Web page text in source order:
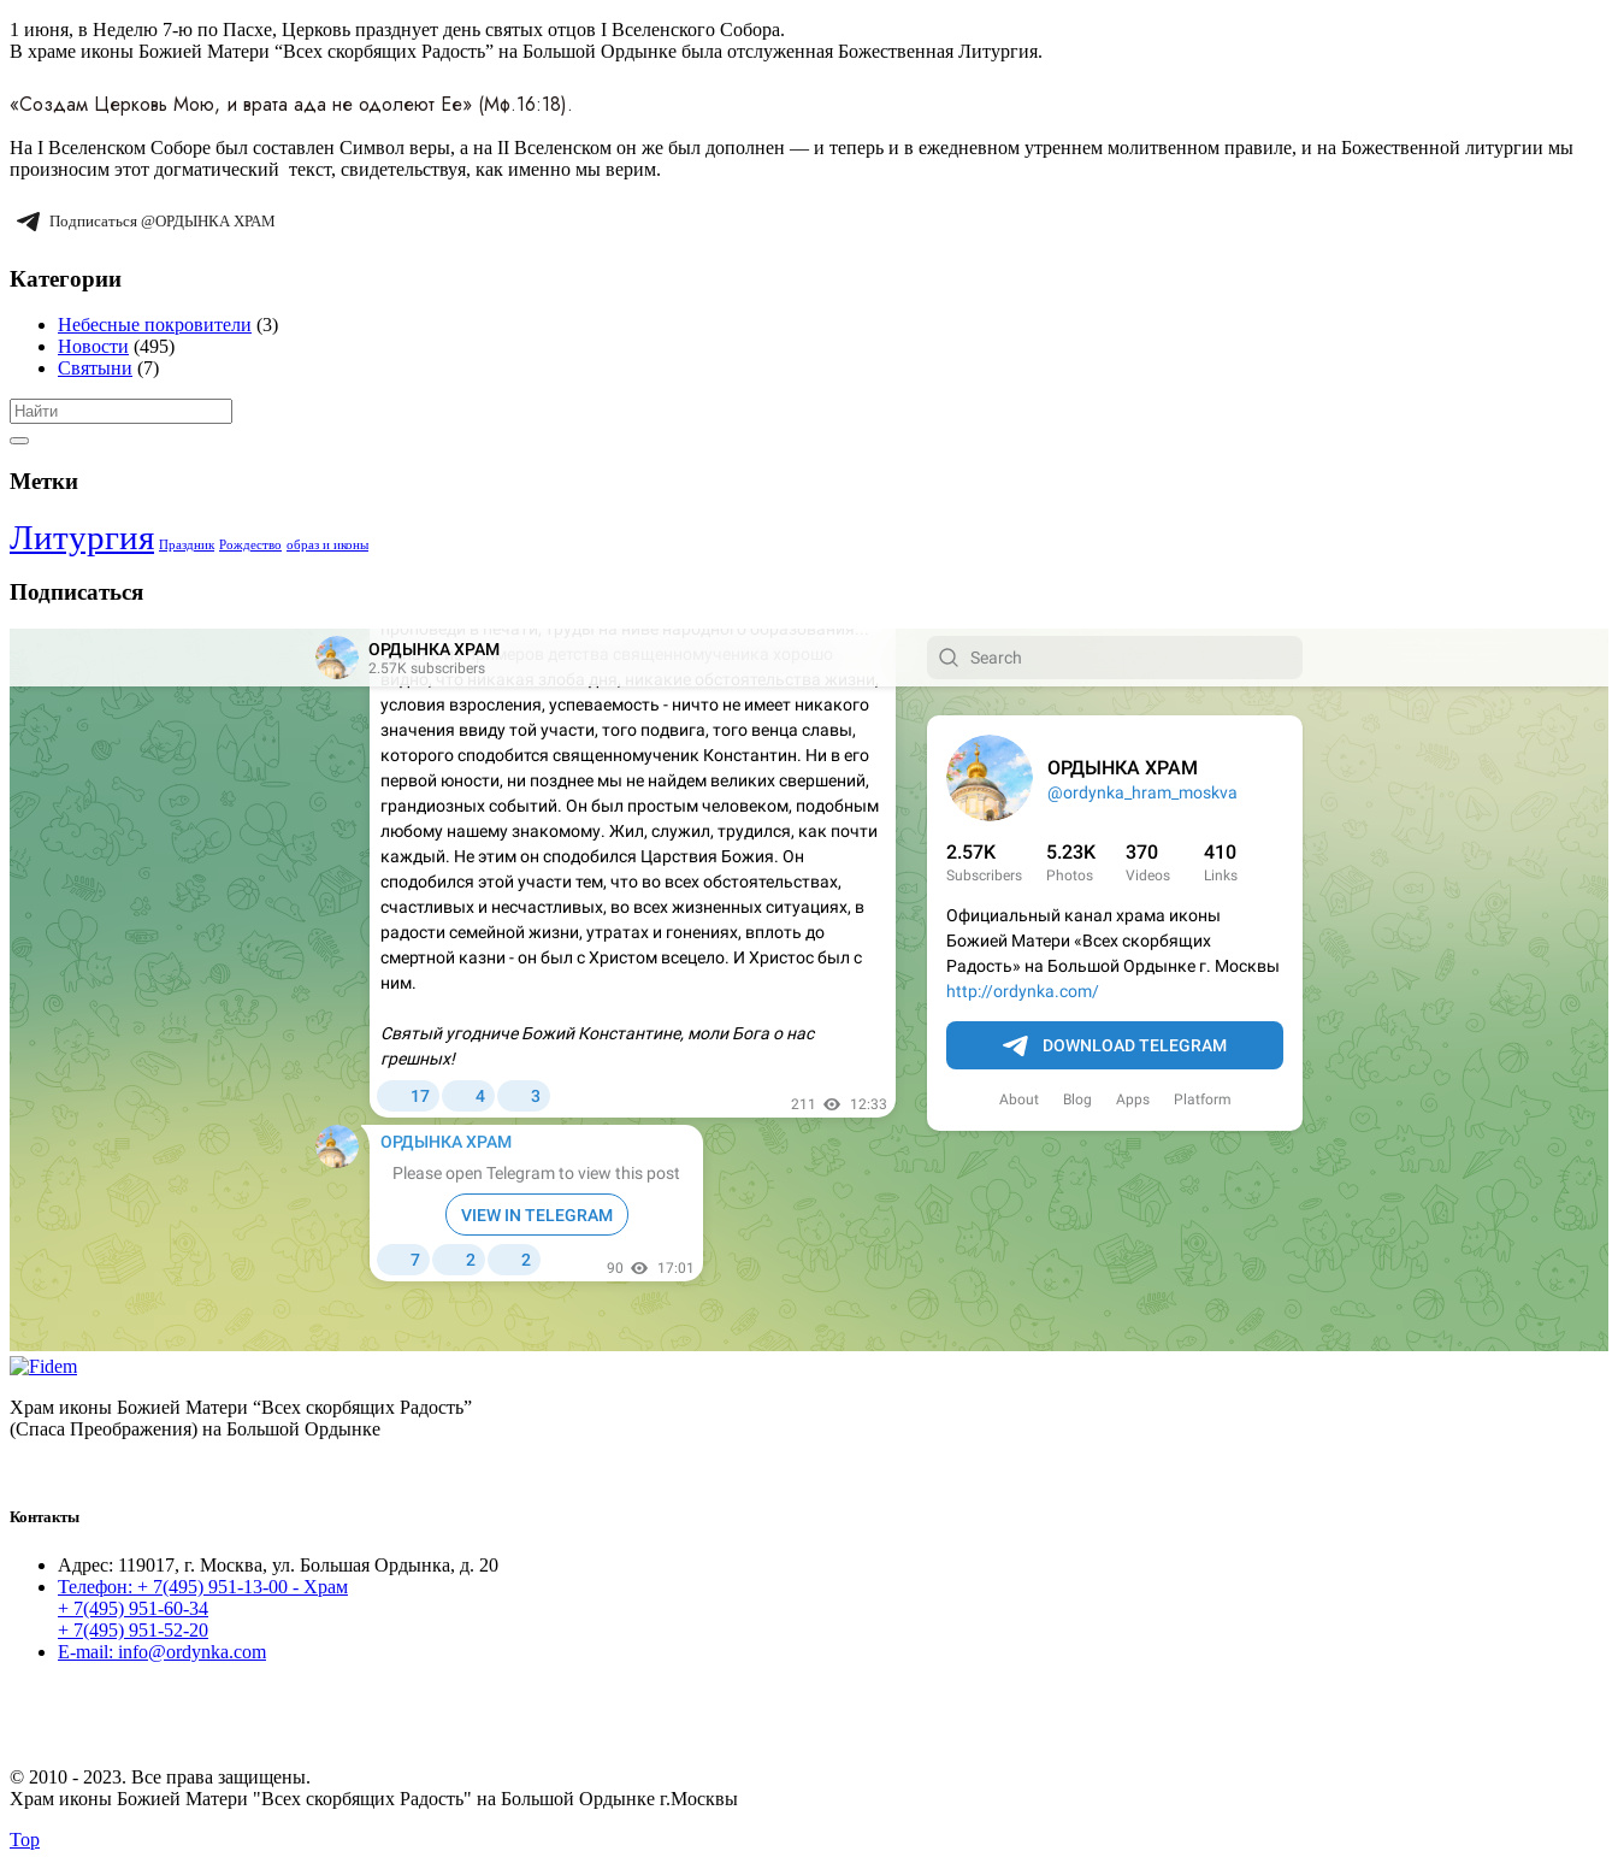
1 июня, в Неделю 7-ю по Пасхе, Церковь празднует день святых отцов I Вселенского Собора.
В храме иконы Божией Матери “Всех скорбящих Радость” на Большой Ордынке была отслуженная Божественная Литургия.
«Создам Церковь Мою, и врата ада не одолеют Ее» (Мф.16:18).
На I Вселенском Соборе был составлен Символ веры, а на II Вселенском он же был дополнен — и теперь и в ежедневном утреннем молитвенном правиле, и на Божественной литургии мы
произносим этот догматический текст, свидетельствуя, как именно мы верим.
Подписаться @ОРДЫНКА ХРАМ
Категории
Небесные покровители (3)
Новости (495)
Святыни (7)
Метки
Литургия Праздник Рождество образ и иконы
Подписаться
Храм иконы Божией Матери “Всех скорбящих Радость”
(Спаса Преображения) на Большой Ордынке
Контакты
Адрес: 119017, г. Москва, ул. Большая Ордынка, д. 20
Телефон: + 7(495) 951-13-00 - Храм
+ 7(495) 951-60-34
+ 7(495) 951-52-20
E-mail: info@ordynka.com
© 2010 - 2023. Все права защищены.
Храм иконы Божией Матери "Всех скорбящих Радость" на Большой Ордынке г.Москвы
Top